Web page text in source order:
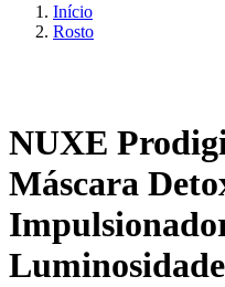
Início
Rosto
NUXE
Máscara